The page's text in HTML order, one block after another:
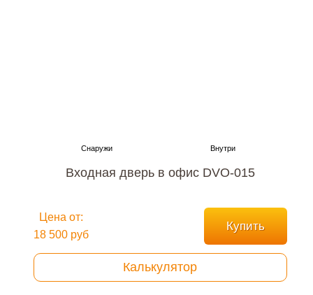
Входная дверь в офис DVO-015
Цена от:
18 500 руб
Купить
Калькулятор